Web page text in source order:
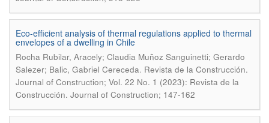
Eco-efficient analysis of thermal regulations applied to thermal
envelopes of a dwelling in Chile
Rocha Rubilar, Aracely; Claudia Muñoz Sanguinetti; Gerardo
Salezer; Balic, Gabriel Cereceda. Revista de la Construcción.
Journal of Construction; Vol. 22 No. 1 (2023): Revista de la
Construcción. Journal of Construction; 147-162